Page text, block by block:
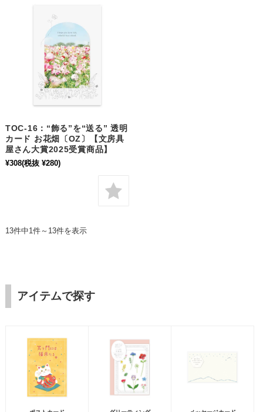
TOC-16：“飾る”を“送る” 透明
カード お花畑〔OZ〕【文房具
屋さん大賞2025受賞商品】
¥308(税抜 ¥280)
13件中1件～13件を表示
アイテムで探す